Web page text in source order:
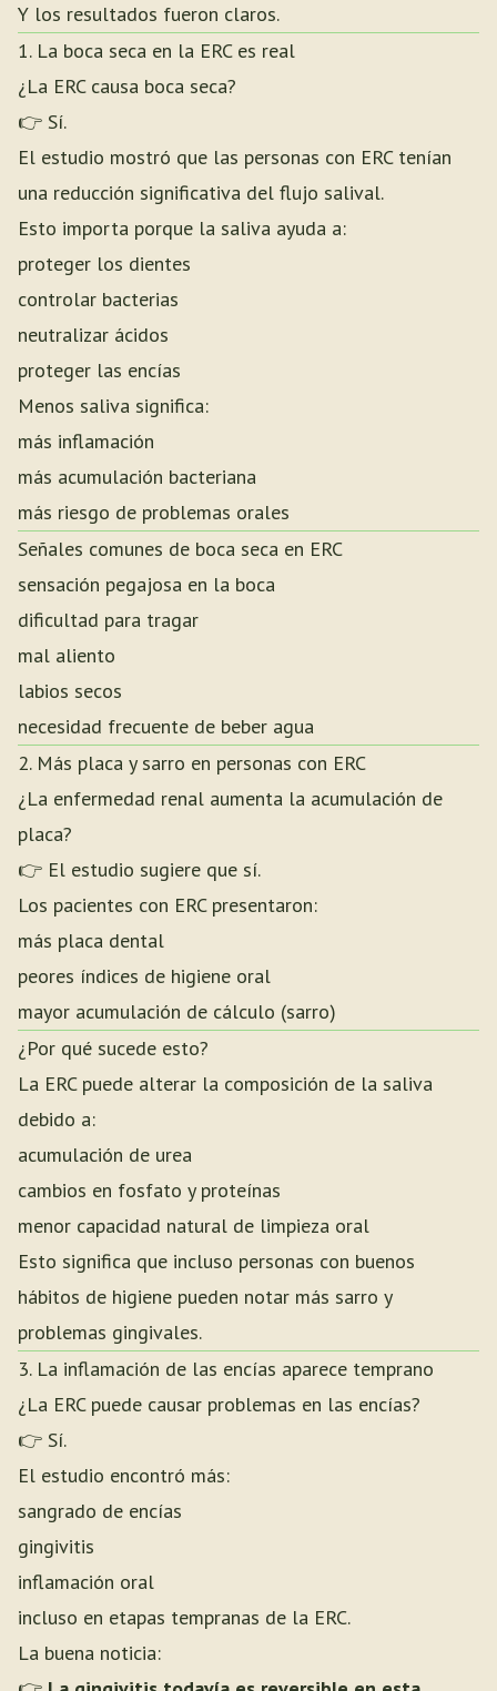
Y los resultados fueron claros.
1. La boca seca en la ERC es real
¿La ERC causa boca seca?
👉 Sí.
El estudio mostró que las personas con ERC tenían
una reducción significativa del flujo salival.
Esto importa porque la saliva ayuda a:
proteger los dientes
controlar bacterias
neutralizar ácidos
proteger las encías
Menos saliva significa:
más inflamación
más acumulación bacteriana
más riesgo de problemas orales
Señales comunes de boca seca en ERC
sensación pegajosa en la boca
dificultad para tragar
mal aliento
labios secos
necesidad frecuente de beber agua
2. Más placa y sarro en personas con ERC
¿La enfermedad renal aumenta la acumulación de
placa?
👉 El estudio sugiere que sí.
Los pacientes con ERC presentaron:
más placa dental
peores índices de higiene oral
mayor acumulación de cálculo (sarro)
¿Por qué sucede esto?
La ERC puede alterar la composición de la saliva
debido a:
acumulación de urea
cambios en fosfato y proteínas
menor capacidad natural de limpieza oral
Esto significa que incluso personas con buenos
hábitos de higiene pueden notar más sarro y
problemas gingivales.
3. La inflamación de las encías aparece temprano
¿La ERC puede causar problemas en las encías?
👉 Sí.
El estudio encontró más:
sangrado de encías
gingivitis
inflamación oral
incluso en etapas tempranas de la ERC.
La buena noticia: